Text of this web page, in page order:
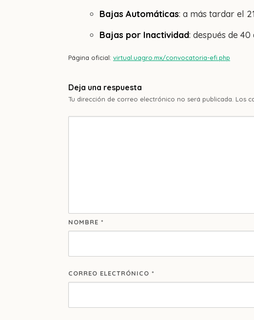
Bajas Automáticas: a más tardar el
Bajas por Inactividad: después de
Página oficial: virtual.uagro.mx/convocatoria-efi.php
Deja una respuesta
Tu dirección de correo electrónico no será publicada. Los
NOMBRE *
CORREO ELECTRÓNICO *